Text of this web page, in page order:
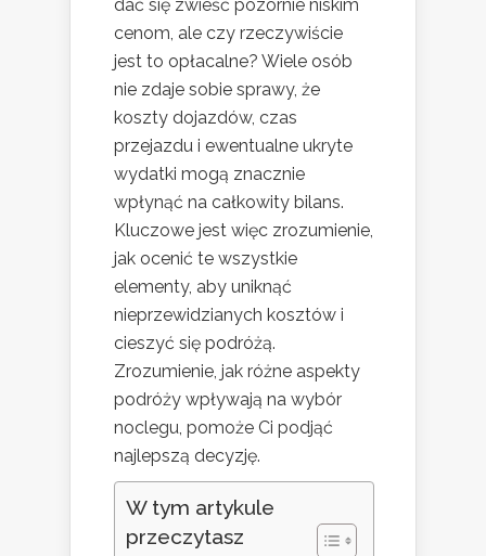
dać się zwieść pozornie niskim
cenom, ale czy rzeczywiście
jest to opłacalne? Wiele osób
nie zdaje sobie sprawy, że
koszty dojazdów, czas
przejazdu i ewentualne ukryte
wydatki mogą znacznie
wpłynąć na całkowity bilans.
Kluczowe jest więc zrozumienie,
jak ocenić te wszystkie
elementy, aby uniknąć
nieprzewidzianych kosztów i
cieszyć się podróżą.
Zrozumienie, jak różne aspekty
podróży wpływają na wybór
noclegu, pomoże Ci podjąć
najlepszą decyzję.
W tym artykule
przeczytasz